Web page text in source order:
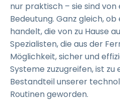
nur praktisch – sie sind
Bedeutung. Ganz gleich,
handelt, die von zu Hause
Spezialisten, die aus der
Möglichkeit, sicher und
Systeme zuzugreifen, ist zu
Bestandteil unserer
Routinen geworden.